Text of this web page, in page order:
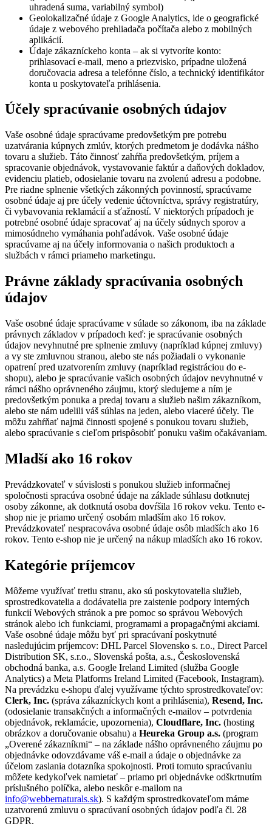
uhradená suma, variabilný symbol)
Geolokalizačné údaje z Google Analytics, ide o geografické
údaje z webového prehliadača počítača alebo z mobilných
aplikácií.
Údaje zákazníckeho konta – ak si vytvoríte konto:
prihlasovací e-mail, meno a priezvisko, prípadne uložená
doručovacia adresa a telefónne číslo, a technický identifikátor
konta u poskytovateľa prihlásenia.
Účely spracúvanie osobných údajov
Vaše osobné údaje spracúvame predovšetkým pre potrebu
uzatvárania kúpnych zmlúv, ktorých predmetom je dodávka nášho
tovaru a služieb. Táto činnosť zahŕňa predovšetkým, príjem a
spracovanie objednávok, vystavovanie faktúr a daňových dokladov,
evidenciu platieb, odosielanie tovaru na zvolenú adresu a podobne.
Pre riadne splnenie všetkých zákonných povinností, spracúvame
osobné údaje aj pre účely vedenie účtovníctva, správy registratúry,
či vybavovania reklamácií a sťažností. V niektorých prípadoch je
potrebné osobné údaje spracovať aj na účely súdnych sporov a
mimosúdneho vymáhania pohľadávok. Vaše osobné údaje
spracúvame aj na účely informovania o našich produktoch a
službách v rámci priameho marketingu.
Právne základy spracúvania osobných
údajov
Vaše osobné údaje spracúvame v súlade so zákonom, iba na základe
právnych základov v prípadoch keď: je spracúvanie osobných
údajov nevyhnutné pre splnenie zmluvy (napríklad kúpnej zmluvy)
a vy ste zmluvnou stranou, alebo ste nás požiadali o vykonanie
opatrení pred uzatvorením zmluvy (napríklad registráciou do e-
shopu), alebo je spracúvanie vašich osobných údajov nevyhnutné v
rámci nášho oprávneného záujmu, ktorý sledujeme a ním je
predovšetkým ponuka a predaj tovaru a služieb našim zákazníkom,
alebo ste nám udelili váš súhlas na jeden, alebo viaceré účely. Tie
môžu zahŕňať najmä činnosti spojené s ponukou tovaru služieb,
alebo spracúvanie s cieľom prispôsobiť ponuku vašim očakávaniam.
Mladší ako 16 rokov
Prevádzkovateľ v súvislosti s ponukou služieb informačnej
spoločnosti spracúva osobné údaje na základe súhlasu dotknutej
osoby zákonne, ak dotknutá osoba dovŕšila 16 rokov veku. Tento e-
shop nie je priamo určený osobám mladším ako 16 rokov.
Prevádzkovateľ nespracováva osobné údaje osôb mladších ako 16
rokov. Tento e-shop nie je určený na nákup mladších ako 16 rokov.
Kategórie príjemcov
Môžeme využívať tretiu stranu, ako sú poskytovatelia služieb,
sprostredkovatelia a dodávatelia pre zaistenie podpory interných
funkcií Webových stránok a pre pomoc so správou Webových
stránok alebo ich funkciami, programami a propagačnými akciami.
Vaše osobné údaje môžu byť pri spracúvaní poskytnuté
nasledujúcim príjemcov: DHL Parcel Slovensko s. r.o., Direct Parcel
Distribution SK, s.r.o., Slovenská pošta, a.s., Československá
obchodná banka, a.s. Google Ireland Limited (služba Google
Analytics) a Meta Platforms Ireland Limited (Facebook, Instagram).
Na prevádzku e-shopu ďalej využívame týchto sprostredkovateľov:
Clerk, Inc. (správa zákazníckych kont a prihlásenia), Resend, Inc.
(odosielanie transakčných a informačných e-mailov – potvrdenia
objednávok, reklamácie, upozornenia), Cloudflare, Inc. (hosting
obrázkov a doručovanie obsahu) a Heureka Group a.s. (program
„Overené zákazníkmi“ – na základe nášho oprávneného záujmu po
objednávke odovzdávame váš e-mail a údaje o objednávke za
účelom zaslania dotazníka spokojnosti. Proti tomuto spracúvaniu
môžete kedykoľvek namietať – priamo pri objednávke odškrtnutím
príslušného políčka, alebo neskôr e-mailom na
info@webbernaturals.sk). S každým sprostredkovateľom máme
uzatvorenú zmluvu o spracúvaní osobných údajov podľa čl. 28
GDPR.